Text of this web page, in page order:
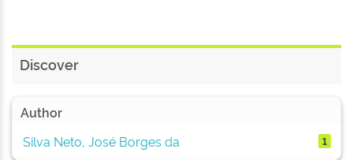
Discover
Author
Silva Neto, José Borges da
1